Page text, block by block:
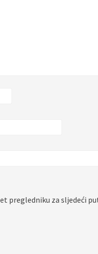
pregledniku za sljedeći